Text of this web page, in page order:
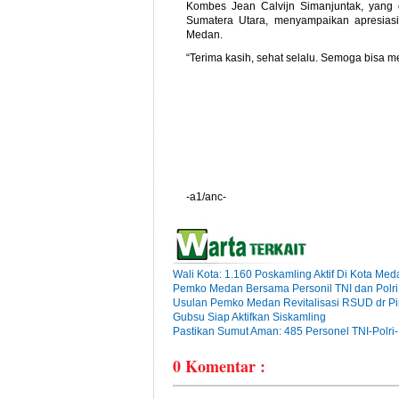
Kombes Jean Calvijn Simanjuntak,
Sumatera Utara, menyampaikan
Medan.
“Terima kasih, sehat selalu. Semoga bisa
-a1/anc-
Wali Kota: 1.160 Poskamling Aktif Di Kota
Pemko Medan Bersama Personil TNI dan
Usulan Pemko Medan Revitalisasi RSUD dr
Gubsu Siap Aktifkan Siskamling
Pastikan Sumut Aman: 485 Personel TNI-
0Komentar :